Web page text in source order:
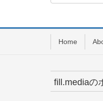
Home
fill.mediaの